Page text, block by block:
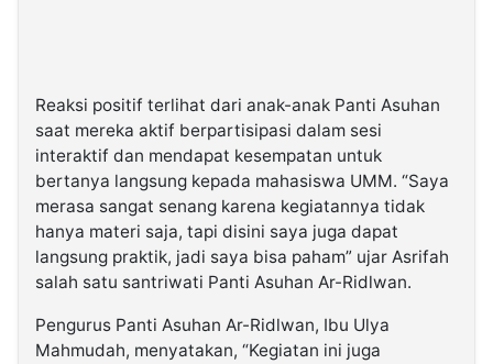
Reaksi positif terlihat dari anak-anak Panti Asuhan
saat mereka aktif berpartisipasi dalam sesi
interaktif dan mendapat kesempatan untuk
bertanya langsung kepada mahasiswa UMM. “Saya
merasa sangat senang karena kegiatannya tidak
hanya materi saja, tapi disini saya juga dapat
langsung praktik, jadi saya bisa paham” ujar Asrifah
salah satu santriwati Panti Asuhan Ar-Ridlwan.
Pengurus Panti Asuhan Ar-Ridlwan, Ibu Ulya
Mahmudah, menyatakan, “Kegiatan ini juga